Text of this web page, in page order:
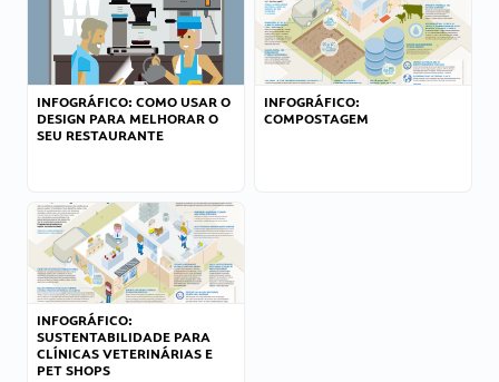
INFOGRÁFICO: COMO USAR O
DESIGN PARA MELHORAR O
SEU RESTAURANTE
INFOGRÁFICO:
COMPOSTAGEM
INFOGRÁFICO:
SUSTENTABILIDADE PARA
CLÍNICAS VETERINÁRIAS E
PET SHOPS